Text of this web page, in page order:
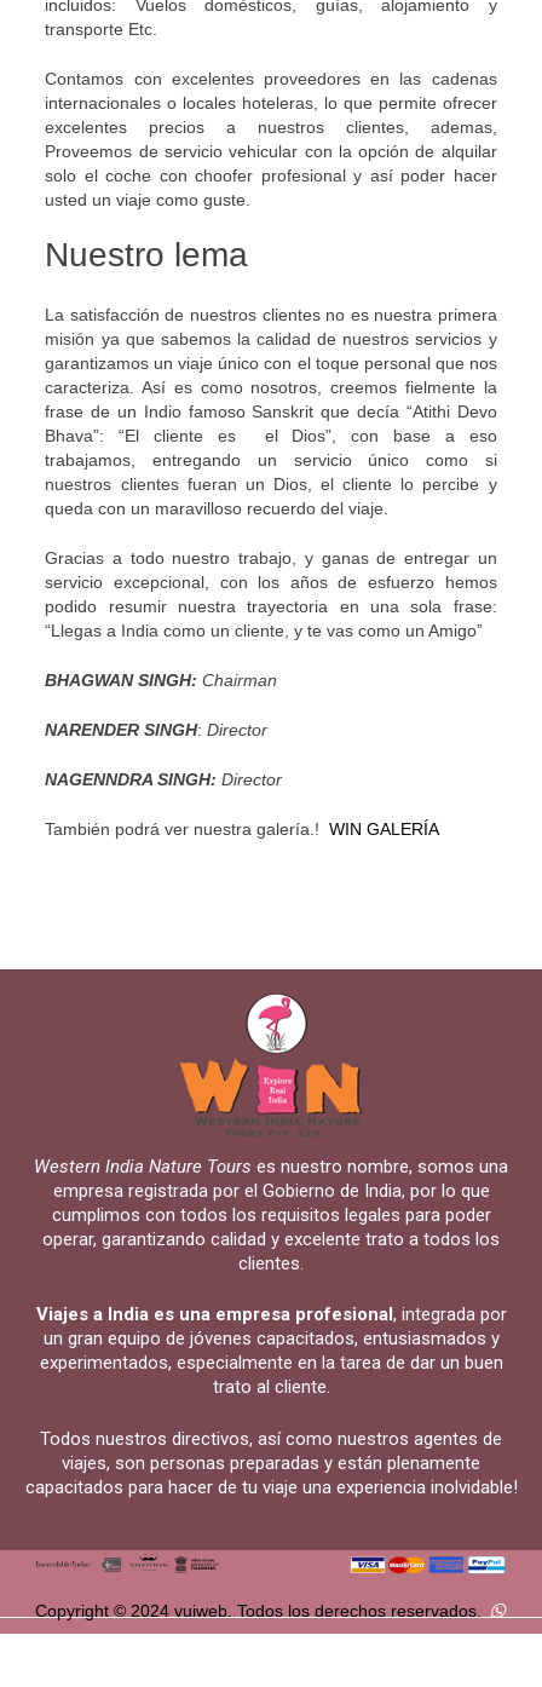
incluidos: Vuelos domésticos, guías, alojamiento y
transporte Etc.
Contamos con excelentes proveedores en las cadenas
internacionales o locales hoteleras, lo que permite ofrecer
excelentes precios a nuestros clientes, ademas,
Proveemos de servicio vehicular con la opción de alquilar
solo el coche con choofer profesional y así poder hacer
usted un viaje como guste.
Nuestro lema
La satisfacción de nuestros clientes no es nuestra primera
misión ya que sabemos la calidad de nuestros servicios y
garantizamos un viaje único con el toque personal que nos
caracteriza. Así es como nosotros, creemos fielmente la
frase de un Indio famoso Sanskrit que decía “Atithi Devo
Bhava”: “El cliente es el Dios”, con base a eso
trabajamos, entregando un servicio único como si
nuestros clientes fueran un Dios, el cliente lo percibe y
queda con un maravilloso recuerdo del viaje.
Gracias a todo nuestro trabajo, y ganas de entregar un
servicio excepcional, con los años de esfuerzo hemos
podido resumir nuestra trayectoria en una sola frase:
“Llegas a India como un cliente, y te vas como un Amigo”
BHAGWAN SINGH:Chairman
NARENDER SINGH:Director
NAGENNDRA SINGH: Director
También podrá ver nuestra galería.!WIN GALERÍA
Western India Nature Tours es nuestro nombre, somos una
empresa registrada por el Gobierno de India, por lo que
cumplimos con todos los requisitos legales para poder
operar, garantizando calidad y excelente trato a todos los
clientes.
Viajes a India es una empresa profesional , integrada por
un gran equipo de jóvenes capacitados, entusiasmados y
experimentados, especialmente en la tarea de dar un buen
trato al cliente.
Todos nuestros directivos, así como nuestros agentes de
viajes, son personas preparadas y están plenamente
capacitados para hacer de tu viaje una experiencia inolvidable!
Copyright © 2024 vuiweb. Todos los derechos reservados.